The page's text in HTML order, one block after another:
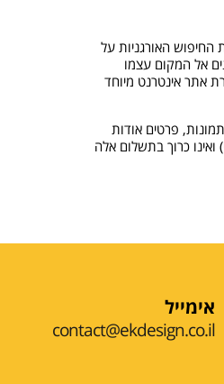
החיפוש האורגניות על
אל המקום עצמו
אתר אינטרנט מיוחד
פרטים אודות
כרוך בתשלום אלה
אימייל
contact@ekdesign.co.il